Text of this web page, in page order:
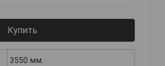
Купить
3550 мм.